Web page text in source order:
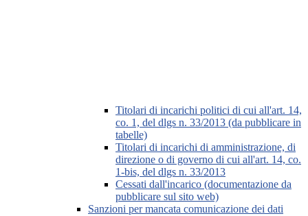
Titolari di incarichi politici di cui all'art. 14,
co. 1, del dlgs n. 33/2013 (da pubblicare in
tabelle)
Titolari di incarichi di amministrazione, di
direzione o di governo di cui all'art. 14, co.
1-bis, del dlgs n. 33/2013
Cessati dall'incarico (documentazione da
pubblicare sul sito web)
Sanzioni per mancata comunicazione dei dati